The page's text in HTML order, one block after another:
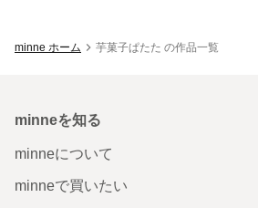
minne ホーム 芋菓子ぱたた の作品一覧
minneを知る
minneについて
minneで買いたい